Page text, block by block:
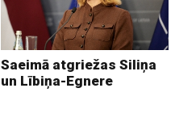
Saeimā atgriežas Siliņa
un Lībiņa-Egnere